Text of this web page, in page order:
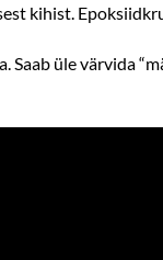
kihist.
üle värvida